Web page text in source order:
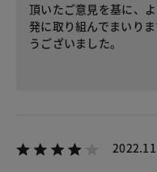
頂いたご意見を基に、
発に取り組んでまいり
うございました。